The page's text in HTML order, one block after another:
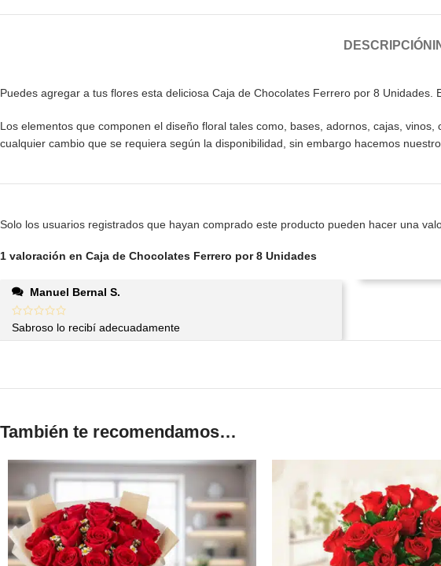
DESCRIPCIÓN
Puedes agregar a tus flores esta deliciosa Caja de Chocolates Ferrero por 8
Los elementos que componen el diseño floral tales como, bases, adornos, cajas,
cualquier cambio que se requiera según la disponibilidad, sin embargo hacemos
1 valoración en Caja de Chocolates Ferrero por 8 Unidades
Manuel Bernal S.
Sabroso lo recibí adecuadamente
Solo los usuarios registrados que hayan comprado este producto pueden hacer una
También te recomendamos…